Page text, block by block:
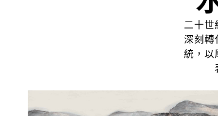
二十世
深刻轉
統，以